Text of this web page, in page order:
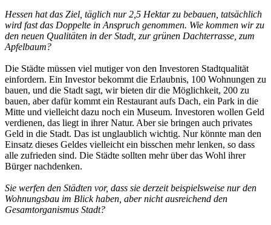
Hessen hat das Ziel, täglich nur 2,5 Hektar zu bebauen, tatsächlich
wird fast das Doppelte in Anspruch genommen. Wie kommen wir zu
den neuen Qualitäten in der Stadt, zur grünen Dachterrasse, zum
Apfelbaum?
Die Städte müssen viel mutiger von den Investoren Stadtqualität
einfordern. Ein Investor bekommt die Erlaubnis, 100 Wohnungen zu
bauen, und die Stadt sagt, wir bieten dir die Möglichkeit, 200 zu
bauen, aber dafür kommt ein Restaurant aufs Dach, ein Park in die
Mitte und vielleicht dazu noch ein Museum. Investoren wollen Geld
verdienen, das liegt in ihrer Natur. Aber sie bringen auch privates
Geld in die Stadt. Das ist unglaublich wichtig. Nur könnte man den
Einsatz dieses Geldes vielleicht ein bisschen mehr lenken, so dass
alle zufrieden sind. Die Städte sollten mehr über das Wohl ihrer
Bürger nachdenken.
Sie werfen den Städten vor, dass sie derzeit beispielsweise nur den
Wohnungsbau im Blick haben, aber nicht ausreichend den
Gesamtorganismus Stadt?